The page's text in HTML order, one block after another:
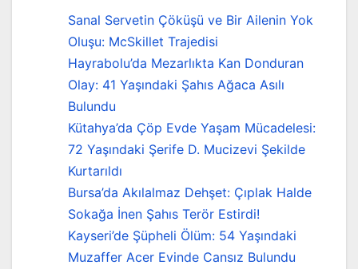
Sanal Servetin Çöküşü ve Bir Ailenin Yok
Oluşu: McSkillet Trajedisi
Hayrabolu’da Mezarlıkta Kan Donduran
Olay: 41 Yaşındaki Şahıs Ağaca Asılı
Bulundu
Kütahya’da Çöp Evde Yaşam Mücadelesi:
72 Yaşındaki Şerife D. Mucizevi Şekilde
Kurtarıldı
Bursa’da Akılalmaz Dehşet: Çıplak Halde
Sokağa İnen Şahıs Terör Estirdi!
Kayseri’de Şüpheli Ölüm: 54 Yaşındaki
Muzaffer Acer Evinde Cansız Bulundu